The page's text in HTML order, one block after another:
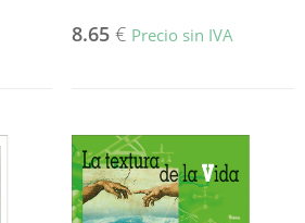
8.65 € Precio sin IVA